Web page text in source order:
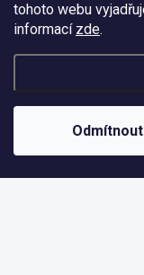
tohoto webu
informací zde.
Odmítnout
ZZ
Odstoupit od